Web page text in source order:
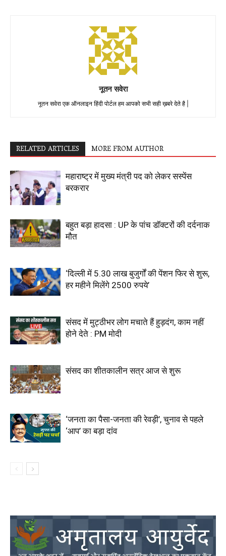
नूतन सवेरा
नूतन सवेरा एक ऑनलाइन हिंदी पोर्टल हम आपको सभी सही ख़बरे देते है |
RELATED ARTICLES MORE FROM AUTHOR
महाराष्ट्र में मुख्य मंत्री पद को लेकर सस्पेंस
बरकरार
बहुत बड़ा हादसा : UP के पांच डॉक्टरों की दर्दनाक
मौत
‘दिल्ली में 5.30 लाख बुजुर्गों की पेंशन फिर से शुरू,
हर महीने मिलेंगे 2500 रुपये’
संसद में मुट्ठीभर लोग मचाते हैं हुड़दंग, काम नहीं
होने देते : PM मोदी
संसद का शीतकालीन सत्र आज से शुरू
‘जनता का पैसा-जनता की रेवड़ी’, चुनाव से पहले
‘आप’ का बड़ा दांव